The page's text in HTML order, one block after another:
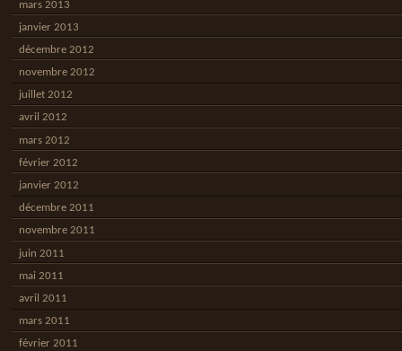
mars 2013
janvier 2013
décembre 2012
novembre 2012
juillet 2012
avril 2012
mars 2012
février 2012
janvier 2012
décembre 2011
novembre 2011
juin 2011
mai 2011
avril 2011
mars 2011
février 2011